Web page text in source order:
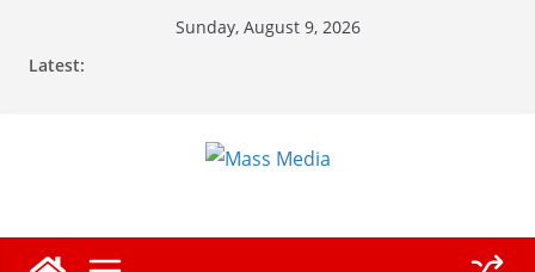
Sunday, August 9, 2026
Latest: